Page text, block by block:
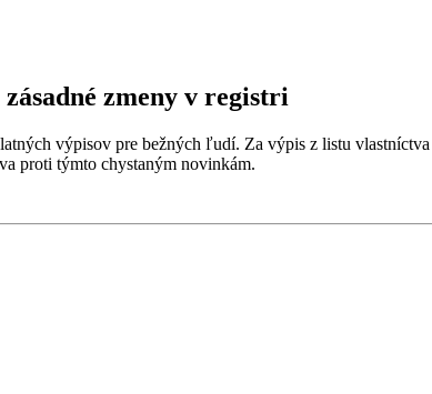
zmeny v registri
výpisov pre bežných ľudí. Za výpis z listu
proti týmto chystaným novinkám.